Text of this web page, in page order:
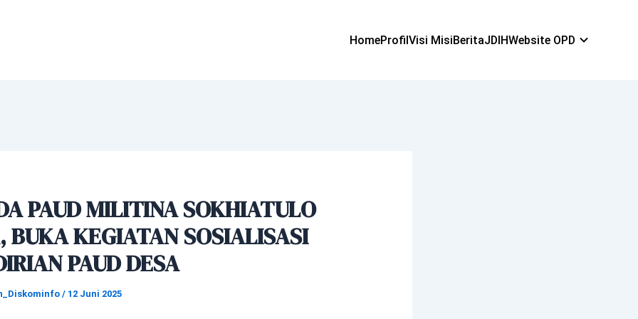
HomeProfilVisi MisiBeritaJDIHWebsite OPD
PAUD MILITINA SOKHIATULO
BUKA KEGIATAN SOSIALISASI
PAUD DESA
/ 12 Juni 2025